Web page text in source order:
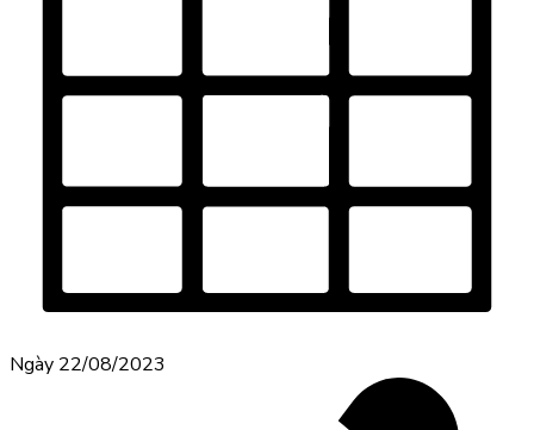
Ngày 22/08/2023